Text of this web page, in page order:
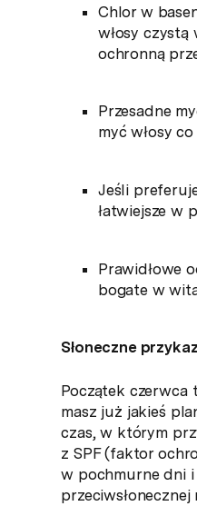
Chlor w
włosy
ochronną
Przesadne
myć włosy
Jeśli
łatwiejsze w
Prawidłowe
bogate w
Słoneczne
Początek czerwca
masz już jakieś
czas, w którym
z SPF (faktor
w pochmurne dni